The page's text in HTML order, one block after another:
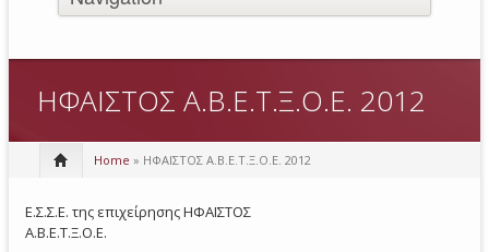
ΗΦΑΙΣΤΟΣ Α.Β.Ε.Τ.Ξ.Ο.Ε. 2012
Home » ΗΦΑΙΣΤΟΣ Α.Β.Ε.Τ.Ξ.Ο.Ε. 2012
Ε.Σ.Σ.Ε. της επιχείρησης ΗΦΑΙΣΤΟΣ
Α.Β.Ε.Τ.Ξ.Ο.Ε.